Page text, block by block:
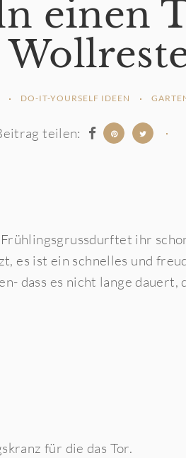
einen
DO-IT-YOURSELF IDEEN
teilen:
durftet ihr
es ist ein schnelles und
dass es nicht lange dauert,
für die das Tor.